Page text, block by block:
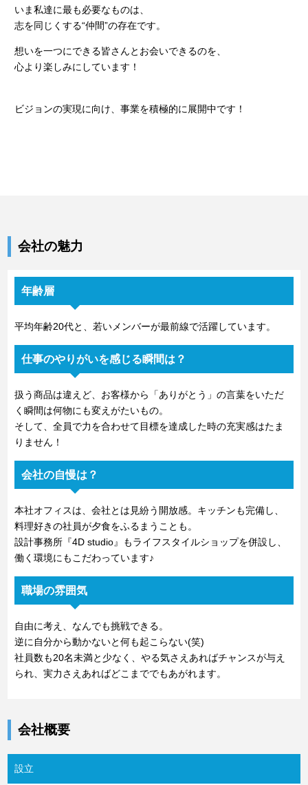
いま私達に最も必要なものは、
志を同じくする“仲間”の存在です。
想いを一つにできる皆さんとお会いできるのを、
心より楽しみにしています！
ビジョンの実現に向け、事業を積極的に展開中です！
会社の魅力
年齢層
平均年齢20代と、若いメンバーが最前線で活躍しています。
仕事のやりがいを感じる瞬間は？
扱う商品は違えど、お客様から「ありがとう」の言葉をいただ
く瞬間は何物にも変えがたいもの。
そして、全員で力を合わせて目標を達成した時の充実感はたま
りません！
会社の自慢は？
本社オフィスは、会社とは見紛う開放感。キッチンも完備し、
料理好きの社員が夕食をふるまうことも。
設計事務所『4D studio』もライフスタイルショップを併設し、
働く環境にもこだわっています♪
職場の雰囲気
自由に考え、なんでも挑戦できる。
逆に自分から動かないと何も起こらない(笑)
社員数も20名未満と少なく、やる気さえあればチャンスが与え
られ、実力さえあればどこまででもあがれます。
会社概要
設立